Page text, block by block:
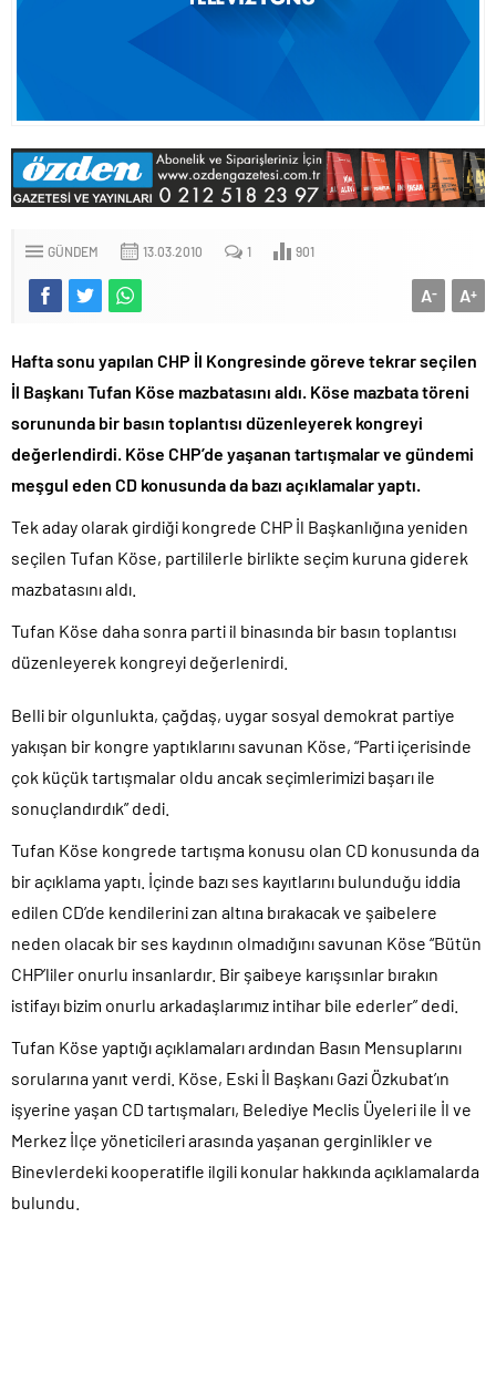
GÜNDEM 13.03.2010 1 901
A+
A-
Hafta sonu yapılan CHP İl Kongresinde göreve tekrar seçilen
İl Başkanı Tufan Köse mazbatasını aldı. Köse mazbata töreni
sorununda bir basın toplantısı düzenleyerek kongreyi
değerlendirdi. Köse CHP’de yaşanan tartışmalar ve gündemi
meşgul eden CD konusunda da bazı açıklamalar yaptı.
Tek aday olarak girdiği kongrede CHP İl Başkanlığına yeniden
seçilen Tufan Köse, partililerle birlikte seçim kuruna giderek
mazbatasını aldı.
Tufan Köse daha sonra parti il binasında bir basın toplantısı
düzenleyerek kongreyi değerlenirdi.
Belli bir olgunlukta, çağdaş, uygar sosyal demokrat partiye
yakışan bir kongre yaptıklarını savunan Köse, “Parti içerisinde
çok küçük tartışmalar oldu ancak seçimlerimizi başarı ile
sonuçlandırdık” dedi.
Tufan Köse kongrede tartışma konusu olan CD konusunda da
bir açıklama yaptı. İçinde bazı ses kayıtlarını bulunduğu iddia
edilen CD’de kendilerini zan altına bırakacak ve şaibelere
neden olacak bir ses kaydının olmadığını savunan Köse “Bütün
CHP’liler onurlu insanlardır. Bir şaibeye karışsınlar bırakın
istifayı bizim onurlu arkadaşlarımız intihar bile ederler” dedi.
Tufan Köse yaptığı açıklamaları ardından Basın Mensuplarını
sorularına yanıt verdi. Köse, Eski İl Başkanı Gazi Özkubat’ın
işyerine yaşan CD tartışmaları, Belediye Meclis Üyeleri ile İl ve
Merkez İlçe yöneticileri arasında yaşanan gerginlikler ve
Binevlerdeki kooperatifle ilgili konular hakkında açıklamalarda
bulundu.